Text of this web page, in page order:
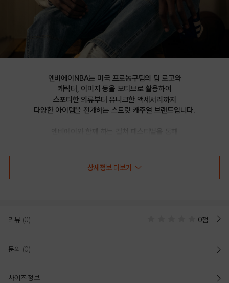
엔비에이NBA는 미국 프로농구팀의 팀 로고와
캐릭터, 이미지 등을 모티브로 활용하여
스포티한 의류부터 유니크한 액세서리까지
다양한 아이템을 전개하는 스트릿 캐주얼 브랜드입니다.
CAP_HF175(N255AP633P)
시카고 불스 아트웍 메탈 장식 포인트 하드 스냅백
상세정보 더보기
리뷰 (0) 0점
문의 (0)
사이즈 정보